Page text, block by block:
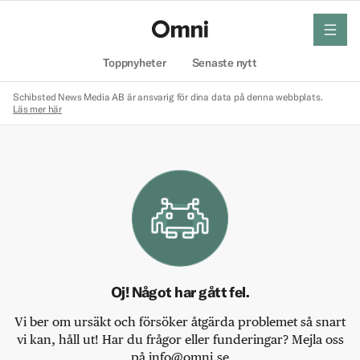
Toppnyheter Senaste nytt
meny
Schibsted News Media AB är ansvarig för dina data på denna webbplats.
Läs mer här
Oj! Något har gått fel.
Vi ber om ursäkt och försöker åtgärda problemet så snart
vi kan, håll ut! Har du frågor eller funderingar? Mejla oss